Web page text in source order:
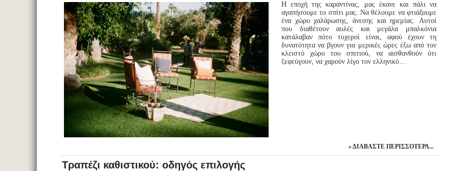
Η εποχή της καραντίνας, μας έκανε και πάλι να
αγαπήσουμε το σπίτι μας. Να θέλουμε να φτιάξουμε
ένα χώρο χαλάρωσης, άνεσης και ηρεμίας. Αυτοί
που διαθέτουν αυλές και μεγάλα μπαλκόνια
κατάλαβαν πότο τυχεροί είναι, αφού έχουν τη
δυνατότητα να βγουν για μερικές ώρες έξω από τον
κλειστό χώρο του σπιτιού, να αισθανθούν ότι
ξεφεύγουν, να χαρούν λίγο τον ελληνικό…
ΔΙΑΒΆΣΤΕ ΠΕΡΙΣΣΌΤΕΡΑ...
Τραπέζι καθιστικού: οδηγός επιλογής